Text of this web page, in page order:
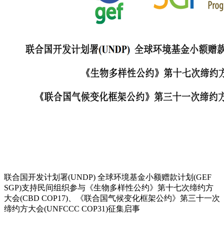
联合国开发计划署(UNDP) 全球环境基金小额赠款计划(GEF
SGP)支持民间组织参与《生物多样性公约》第十七次缔约方
大会(CBD COP17)、《联合国气候变化框架公约》第三十一次
缔约方大会(UNFCCC COP31)征集启事